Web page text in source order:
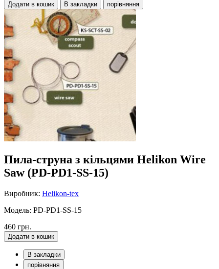
Додати в кошик В закладки порівняння
Пила-струна з кільцями Helikon Wire
Saw (PD-PD1-SS-15)
Виробник: Helikon-tex
Модель: PD-PD1-SS-15
460 грн.
Додати в кошик
В закладки
порівняння